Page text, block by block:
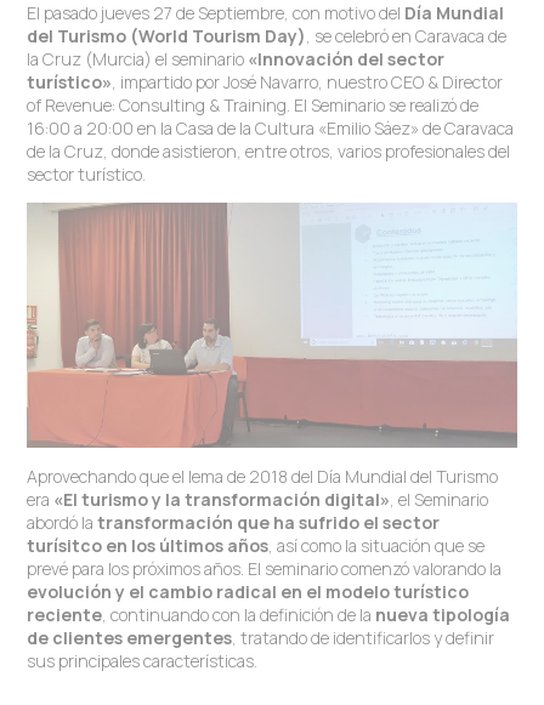
El pasado jueves 27 de Septiembre, con motivo del Día Mundial
del Turismo (World Tourism Day), se celebró en Caravaca de
la Cruz (Murcia) el seminario «Innovación del sector
turístico», impartido por José Navarro, nuestro CEO & Director
of Revenue: Consulting & Training. El Seminario se realizó de
16:00 a 20:00 en la Casa de la Cultura «Emilio Sáez» de Caravaca
de la Cruz, donde asistieron, entre otros, varios profesionales del
sector turístico.
Aprovechando que el lema de 2018 del Día Mundial del Turismo
era «El turismo y la transformación digital», el Seminario
abordó latransformación que ha sufrido el sector
turísitco en los últimos años, así como la situación que se
prevé para los próximos años. El seminario comenzó valorando la
evolución y el cambio radical en el modelo turístico
reciente, continuando con la definición de la nueva tipología
de clientes emergentes, tratando de identificarlos y definir
sus principales características.